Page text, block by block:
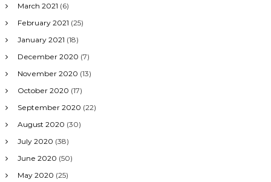
March 2021 (6)
February 2021 (25)
January 2021 (18)
December 2020 (7)
November 2020 (13)
October 2020 (17)
September 2020 (22)
August 2020 (30)
July 2020 (38)
June 2020 (50)
May 2020 (25)